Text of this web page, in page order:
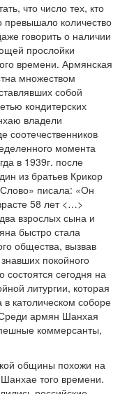
что число тех, кто
превышало количество
говорить о наличии
прослойки
времени. Армянская
множеством
собой
кондитерских
владели
соотечественников
момента
в 1939г. после
из братьев Крикор
писала: «Он
58 лет <…>
взрослых сына и
быстро стала
общества, вызвав
покойного
сегодня на
литургии, которая
в католическом соборе
армян Шанхая
коммерсанты,
общины похожи на
того времени.